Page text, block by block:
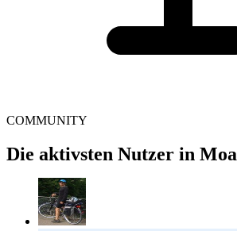
COMMUNITY
Die aktivsten Nutzer in Moa